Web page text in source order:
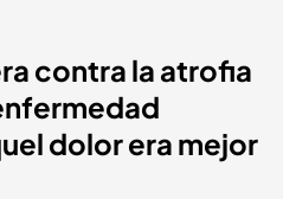
contra la atrofia
dolor era mejor